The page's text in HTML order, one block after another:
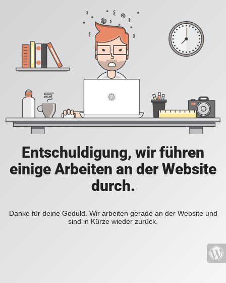
Entschuldigung, wir führen
einige Arbeiten an der Website
durch.
Danke für deine Geduld. Wir arbeiten gerade an der Website und
sind in Kürze wieder zurück.